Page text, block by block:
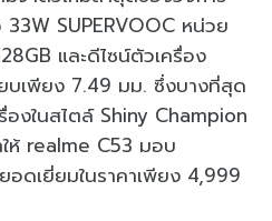
33W SUPERVOOC หน่วย
และดีไซน์ตัวเครื่อง
บเพียง 7.49 มม. ซึ่งบางที่สุด
องในสไตล์ Shiny Champion
ห้ realme C53 มอบ
ดเยี่ยมในราคาเพียง 4,999